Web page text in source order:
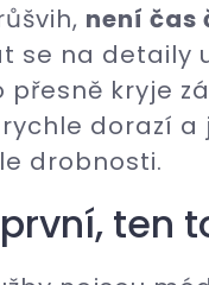
není
se na detaily
přesně kryje
dorazí
drobnosti.
ten